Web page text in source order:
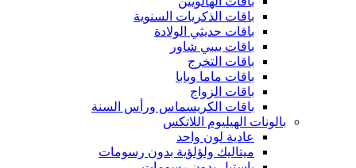
باقات الذكريات السنوية
باقات حديثي الولادة
باقات بيبي شاور
باقات التخرج
باقات ماما وبابا
باقات الزواج
باقات الكريسماس ورأس السنة
بالونات الهيليوم اللاتكس
عادية لون واحد
ميتاليك ولؤلؤية بدون رسومات